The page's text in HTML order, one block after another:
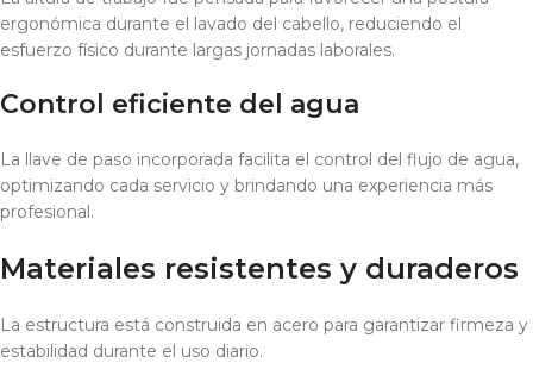
ergonómica durante el lavado del cabello, reduciendo el
esfuerzo físico durante largas jornadas laborales.
Control eficiente del agua
La llave de paso incorporada facilita el control del flujo de agua,
optimizando cada servicio y brindando una experiencia más
profesional.
Materiales resistentes y duraderos
La estructura está construida en acero para garantizar firmeza y
estabilidad durante el uso diario.